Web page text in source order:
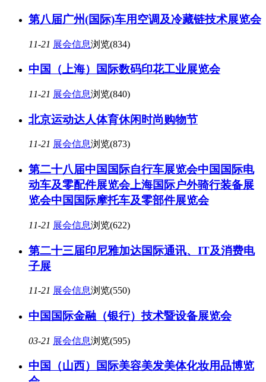
第八届广州(国际)车用空调及冷藏链技术展览会
11-21 展会信息浏览(834)
中国（上海）国际数码印花工业展览会
11-21 展会信息浏览(840)
北京运动达人体育休闲时尚购物节
11-21 展会信息浏览(873)
第二十八届中国国际自行车展览会中国国际电
动车及零配件展览会上海国际户外骑行装备展
览会中国国际摩托车及零部件展览会
11-21 展会信息浏览(622)
第二十三届印尼雅加达国际通讯、IT及消费电
子展
11-21 展会信息浏览(550)
中国国际金融（银行）技术暨设备展览会
03-21 展会信息浏览(595)
中国（山西）国际美容美发美体化妆用品博览